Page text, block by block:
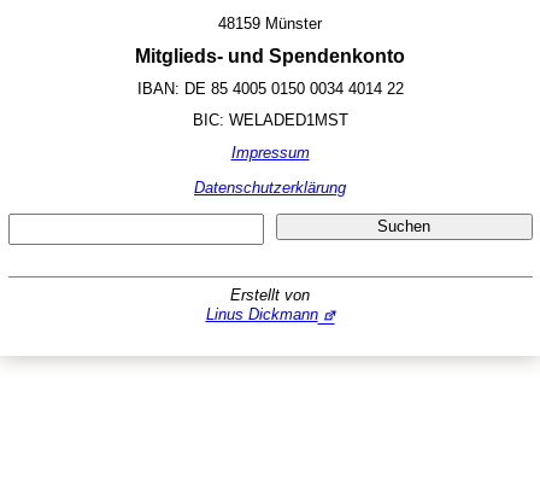
48159 Münster
Mitglieds- und Spendenkonto
IBAN: DE 85 4005 0150 0034 4014 22
BIC: WELADED1MST
Impressum
Datenschutzerklärung
Suchen
Erstellt von
Linus Dickmann